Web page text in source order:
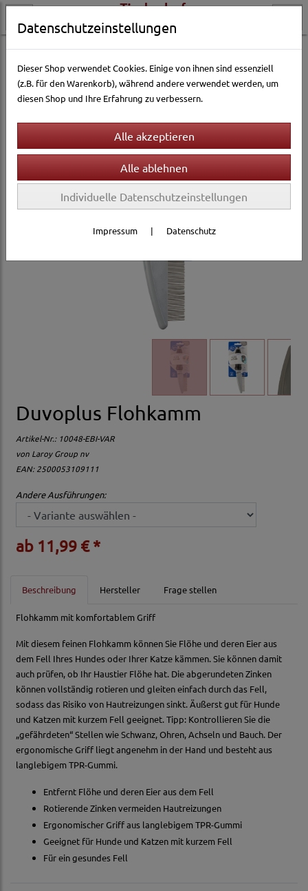
Hundewelt Pflege & Gesundheit Ungeziefer-Schutz
Duvoplus Flohkamm
Artikel-Nr.: 10048-EBI-VAR
von Laroy Group nv
EAN: 2500053109111
Andere Ausführungen:
ab 11,99 € *
Beschreibung Hersteller Frage stellen
Flohkamm mit komfortablem Griff
Mit diesem feinen Flohkamm können Sie Flöhe und deren Eier aus
dem Fell Ihres Hundes oder Ihrer Katze kämmen. Sie können damit
auch prüfen, ob Ihr Haustier Flöhe hat. Die abgerundeten Zinken
können vollständig rotieren und gleiten einfach durch das Fell,
sodass das Risiko von Hautreizungen sinkt. Äußerst gut für Hunde
und Katzen mit kurzem Fell geeignet. Tipp: Kontrollieren Sie die
„gefährdeten“ Stellen wie Schwanz, Ohren, Achseln und Bauch. Der
ergonomische Griff liegt angenehm in der Hand und besteht aus
langlebigem TPR-Gummi.
Entfernt Flöhe und deren Eier aus dem Fell
Rotierende Zinken vermeiden Hautreizungen
Ergonomischer Griff aus langlebigem TPR-Gummi
Geeignet für Hunde und Katzen mit kurzem Fell
Für ein gesundes Fell
Datenschutzeinstellungen
Dieser Shop verwendet Cookies. Einige von ihnen sind essenziell
(z.B. für den Warenkorb), während andere verwendet werden, um
diesen Shop und Ihre Erfahrung zu verbessern.
Individuelle Datenschutzeinstellungen
Impressum | Datenschutz